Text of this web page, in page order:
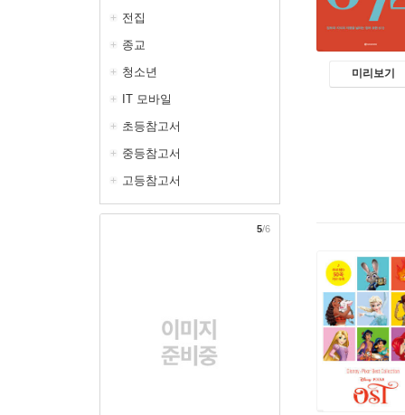
전집
종교
청소년
IT 모바일
초등참고서
중등참고서
고등참고서
5/6
미리보기